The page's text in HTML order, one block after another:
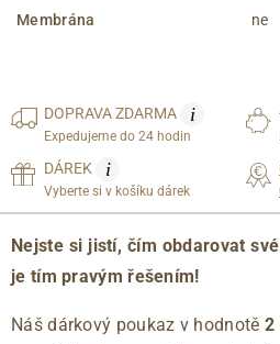
Membrána ne
DOPRAVAZDARMA i
Expedujeme do 24 hodin
DÁREK i
Vyberte si v košíku dárek
Nejste si jistí, čím obdarovat
je tím pravým řešením!
Náš dárkový poukaz v hodnotě 2